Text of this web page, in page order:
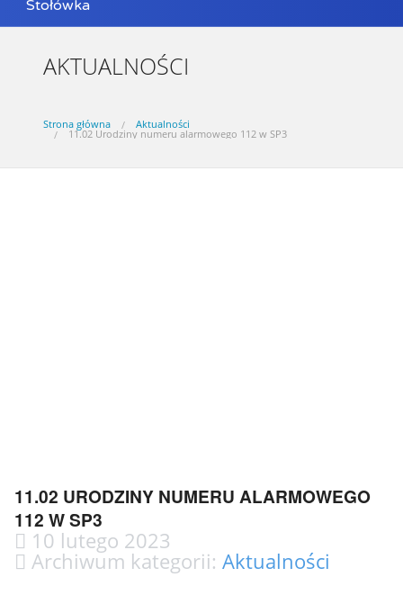
Stołówka
AKTUALNOŚCI
Strona główna Aktualności
11.02 Urodziny numeru alarmowego 112 w SP3
11.02 URODZINY NUMERU ALARMOWEGO
112 W SP3
10 lutego 2023
Archiwum kategorii: Aktualności